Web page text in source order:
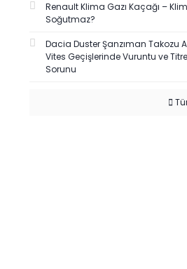
SKT (2)
ALFA (1)
ATİK (1)
Renault Klima Gazı Kaçağı –
Soğutmaz?
Dacia Duster Şanzıman Takozu
Vites Geçişlerinde Vuruntu ve
Sorunu